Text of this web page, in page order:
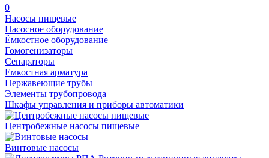
0
Насосы пищевые
Насосное оборудование
Ёмкостное оборудование
Гомогенизаторы
Сепараторы
Емкостная арматура
Нержавеющие трубы
Элементы трубопровода
Шкафы управления и приборы автоматики
Центробежные насосы пищевые
Винтовые насосы